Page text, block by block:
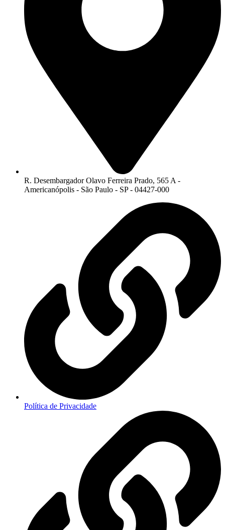
R. Desembargador Olavo Ferreira Prado, 565 A -
Americanópolis - São Paulo - SP - 04427-000
Política de Privacidade